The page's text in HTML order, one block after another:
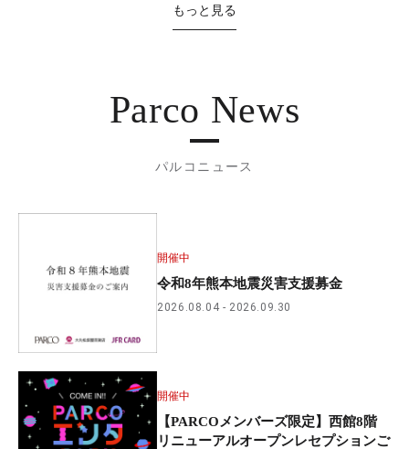
もっと見る
Parco News
パルコニュース
開催中
令和8年熊本地震災害支援募金
2026.08.04 2026.09.30
開催中
【PARCOメンバーズ限定】西館8階
リニューアルオープンレセプションご